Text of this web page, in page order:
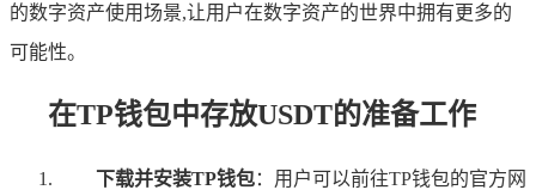
的数字资产使用场景,让用户在数字资产的世界中拥有更多的
可能性。
在TP钱包中存放USDT的准备工作
下载并安装TP钱包：用户可以前往TP钱包的官方网